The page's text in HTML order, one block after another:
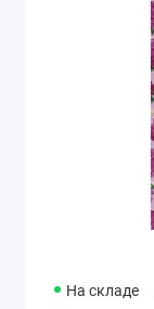
На складе